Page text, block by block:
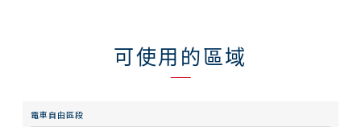
可使用的區域
電車自由區段